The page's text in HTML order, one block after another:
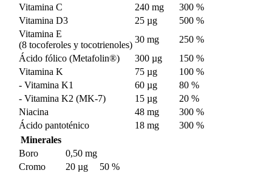
Vitamina C
240 mg
300 %
Vitamina D3
25 µg
500 %
Vitamina E
(8 tocoferoles y tocotrienoles)
30 mg
250 %
Ácido fólico (Metafolin®)
300 µg
150 %
Vitamina K
75 µg
100 %
- Vitamina K1
60 µg
80 %
- Vitamina K2 (MK-7)
15 µg
20 %
Niacina
48 mg
300 %
Ácido pantoténico
18 mg
300 %
Minerales
Boro
0,50 mg
Cromo
20 µg
50 %